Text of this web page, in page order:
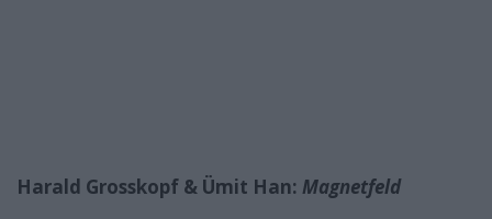
Harald Grosskopf & Ümit Han: Magnetfeld